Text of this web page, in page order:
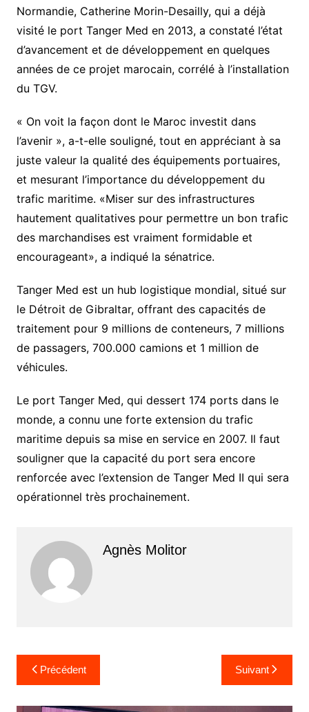
Normandie, Catherine Morin-Desailly, qui a déjà
visité le port Tanger Med en 2013, a constaté l’état
d’avancement et de développement en quelques
années de ce projet marocain, corrélé à l’installation
du TGV.
« On voit la façon dont le Maroc investit dans
l’avenir », a-t-elle souligné, tout en appréciant à sa
juste valeur la qualité des équipements portuaires,
et mesurant l’importance du développement du
trafic maritime. «Miser sur des infrastructures
hautement qualitatives pour permettre un bon trafic
des marchandises est vraiment formidable et
encourageant», a indiqué la sénatrice.
Tanger Med est un hub logistique mondial, situé sur
le Détroit de Gibraltar, offrant des capacités de
traitement pour 9 millions de conteneurs, 7 millions
de passagers, 700.000 camions et 1 million de
véhicules.
Le port Tanger Med, qui dessert 174 ports dans le
monde, a connu une forte extension du trafic
maritime depuis sa mise en service en 2007. Il faut
souligner que la capacité du port sera encore
renforcée avec l’extension de Tanger Med II qui sera
opérationnel très prochainement.
Agnès Molitor
Navigation
de
l’article
Précédent Suivant